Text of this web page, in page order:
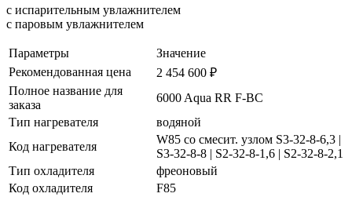
с испарительным увлажнителем
с паровым увлажнителем
Параметры
Значение
Рекомендованная цена
2 454 600 ₽
Полное название для
заказа
6000 Aqua RR F-BC
Тип нагревателя
водяной
Код нагревателя
W85 со смесит. узлом S3-32-8-6,3 |
S3-32-8-8 | S2-32-8-1,6 | S2-32-8-2,1
Тип охладителя
фреоновый
Код охладителя
F85